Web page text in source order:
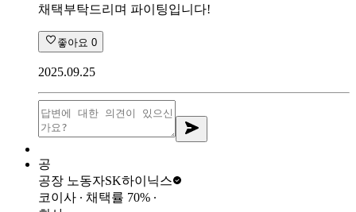
채택부탁드리며 파이팅입니다!
좋아요 0
2025.09.25
공
공장 노동자SK하이닉스
코이사 ∙ 채택률 70% ∙